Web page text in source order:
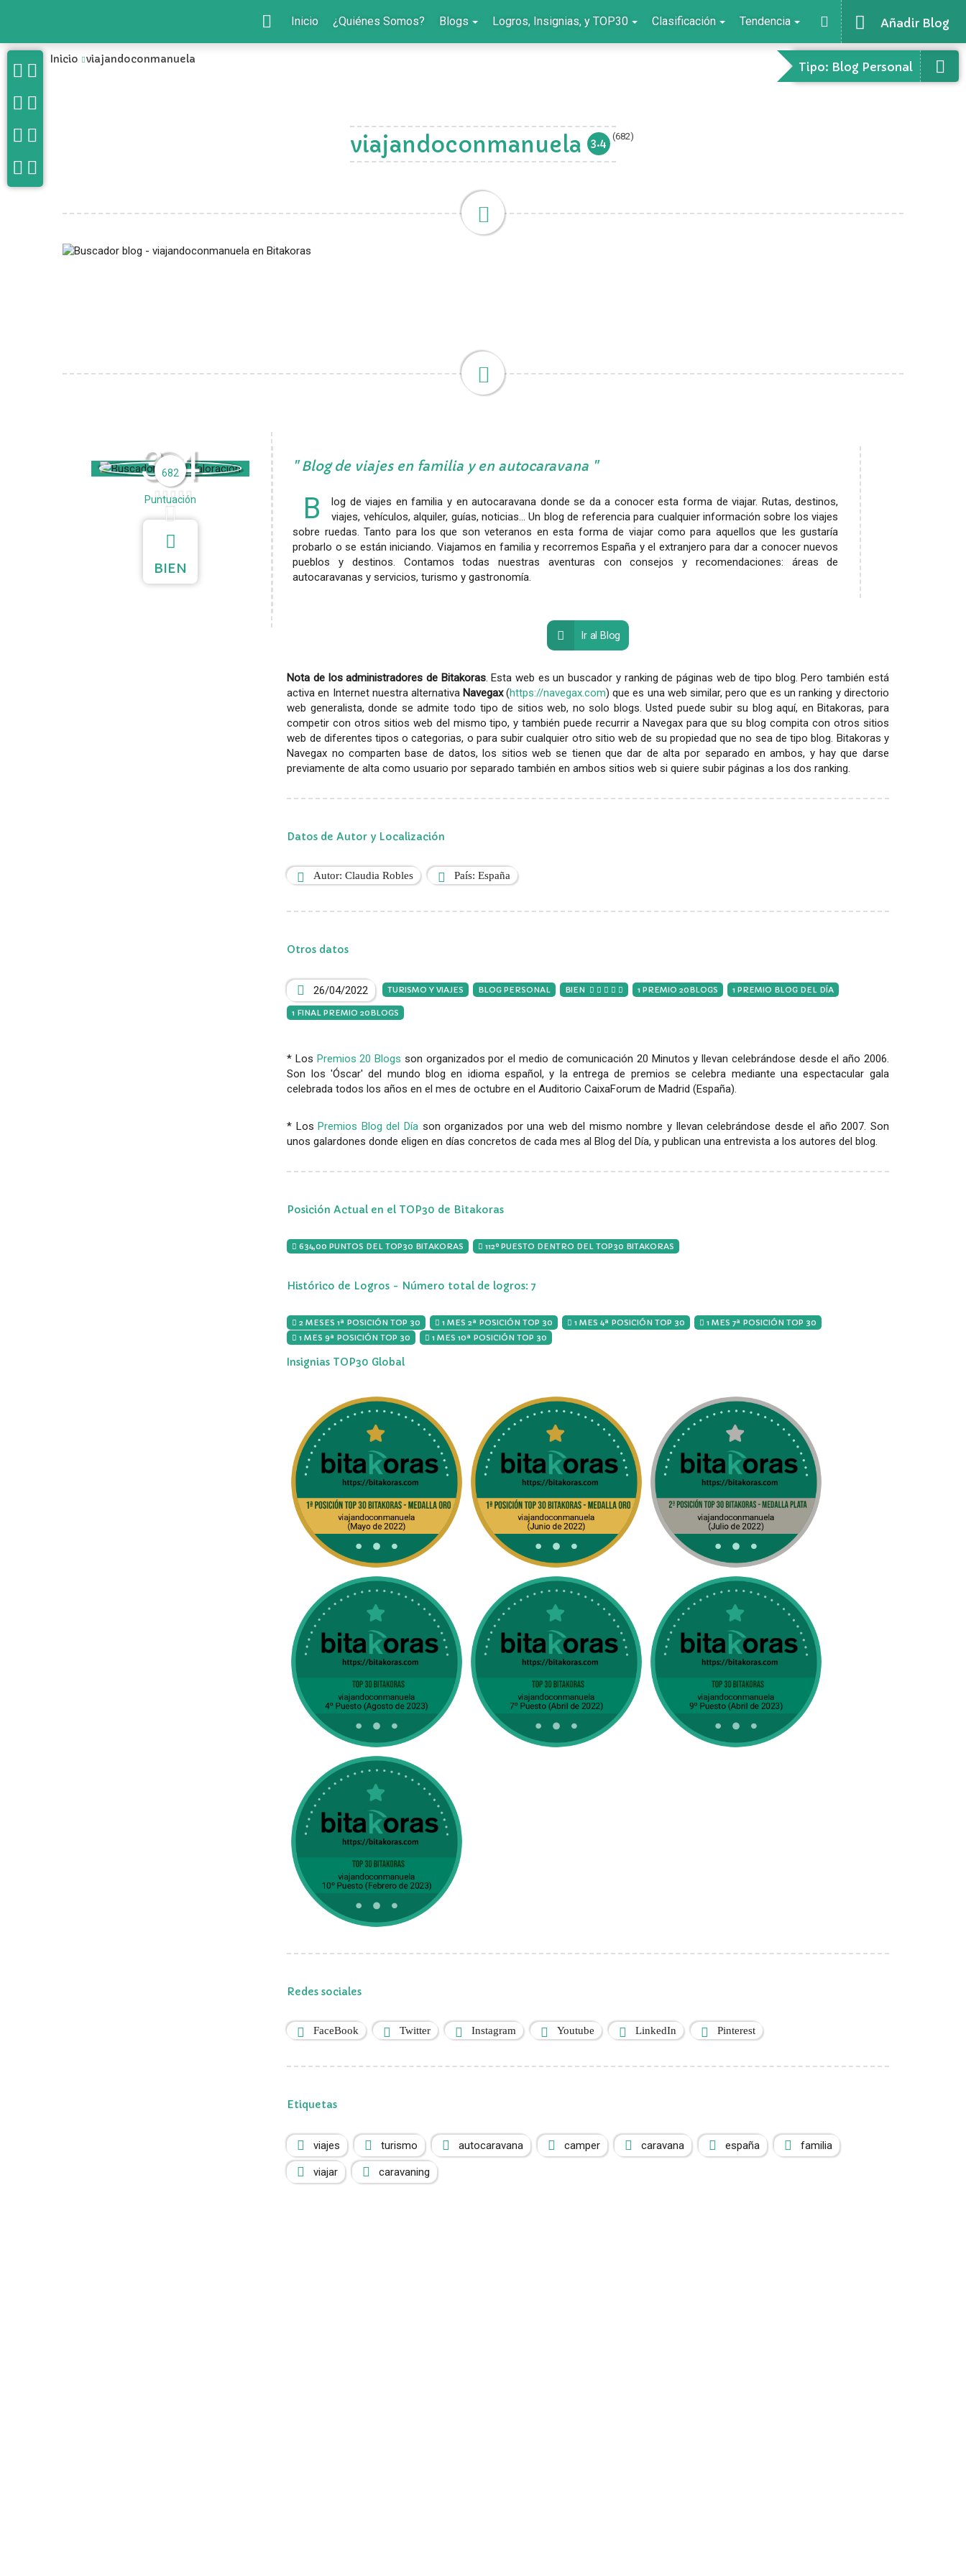
Añadir Blog
Inicio ¿Quiénes Somos? Blogs Logros, Insignias, y TOP30 Clasificación Tendencia
Tipo: Blog Personal
Inicio viajandoconmanuela
viajandoconmanuela 3.4 (682)
3.4
682
Puntuación
BIEN
Blog de viajes en familia y en autocaravana
B
log de viajes en familia y en autocaravana donde se da a conocer esta forma de viajar. Rutas, destinos,
viajes, vehículos, alquiler, guías, noticias... Un blog de referencia para cualquier información sobre los viajes
sobre ruedas. Tanto para los que son veteranos en esta forma de viajar como para aquellos que les gustaría
probarlo o se están iniciando. Viajamos en familia y recorremos España y el extranjero para dar a conocer nuevos
pueblos y destinos. Contamos todas nuestras aventuras con consejos y recomendaciones: áreas de
autocaravanas y servicios, turismo y gastronomía.
Ir al Blog
Nota de los administradores de Bitakoras. Esta web es un buscador y ranking de páginas web de tipo blog. Pero también está
activa en Internet nuestra alternativa Navegax(https://navegax.com) que es una web similar, pero que es un ranking y directorio
web generalista, donde se admite todo tipo de sitios web, no solo blogs. Usted puede subir su blog aquí, en Bitakoras, para
competir con otros sitios web del mismo tipo, y también puede recurrir a Navegax para que su blog compita con otros sitios
web de diferentes tipos o categorias, o para subir cualquier otro sitio web de su propiedad que no sea de tipo blog. Bitakoras y
Navegax no comparten base de datos, los sitios web se tienen que dar de alta por separado en ambos, y hay que darse
previamente de alta como usuario por separado también en ambos sitios web si quiere subir páginas a los dos ranking.
Datos de Autor y Localización
Autor: Claudia Robles País: España
Otros datos
26/04/2022 TURISMO Y VIAJES BLOG PERSONAL BIEN 1 PREMIO 20BLOGS 1 PREMIO BLOG DEL DÍA
1 FINAL PREMIO 20BLOGS
* Los Premios 20 Blogs son organizados por el medio de comunicación 20 Minutos y llevan celebrándose desde el año 2006.
Son los 'Óscar' del mundo blog en idioma español, y la entrega de premios se celebra mediante una espectacular gala
celebrada todos los años en el mes de octubre en el Auditorio CaixaForum de Madrid (España).
* LosPremios Blog del Día son organizados por una web del mismo nombre y llevan celebrándose desde el año 2007. Son
unos galardones donde eligen en días concretos de cada mes al Blog del Día, y publican una entrevista a los autores del blog.
Posición Actual en el TOP30 de Bitakoras
634,00 PUNTOS DEL TOP30 BITAKORAS 112º PUESTO DENTRO DEL TOP30 BITAKORAS
Histórico de Logros - Número total de logros: 7
2 MESES 1ª POSICIÓN TOP 30 1 MES 2ª POSICIÓN TOP 30 1 MES 4ª POSICIÓN TOP 30
1 MES 7ª POSICIÓN TOP 30
1 MES 9ª POSICIÓN TOP 30
1 MES 10ª POSICIÓN TOP 30
Insignias TOP30 Global
Redes sociales
FaceBook Twitter Instagram Youtube LinkedIn Pinterest
Etiquetas
viajes turismo autocaravana camper caravana españa familia
viajar caravaning